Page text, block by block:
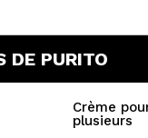
DE PURITO
Crème
plusieurs